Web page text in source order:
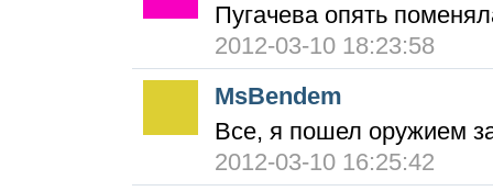
Пугачева опять
2012-03-10 18:23:58
MsBendem
Все, я пошел оружием
2012-03-10 16:25:42